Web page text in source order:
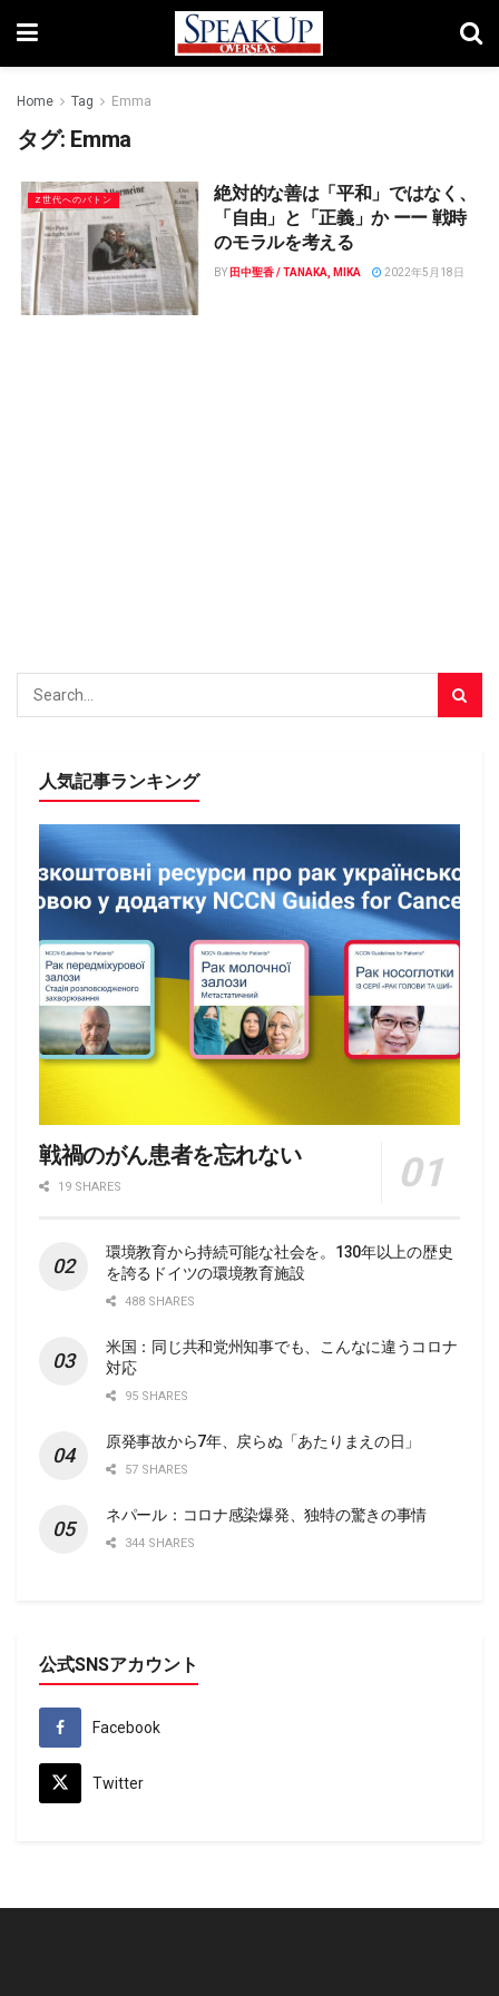
Home Tag Emma
タグ: Emma
Z世代へのバトン
絶対的な善は「平和」ではなく、
「自由」と「正義」か ーー 戦時
のモラルを考える
BY 田中聖香 / TANAKA, MIKA 2022年5月18日
人気記事ランキング
戦禍のがん患者を忘れない
19 SHARES
環境教育から持続可能な社会を。130年以上の歴史
を誇るドイツの環境教育施設
488 SHARES
米国：同じ共和党州知事でも、こんなに違うコロナ
対応
95 SHARES
原発事故から7年、戻らぬ「あたりまえの日」
57 SHARES
ネパール：コロナ感染爆発、独特の驚きの事情
344 SHARES
公式SNSアカウント
Facebook
Twitter